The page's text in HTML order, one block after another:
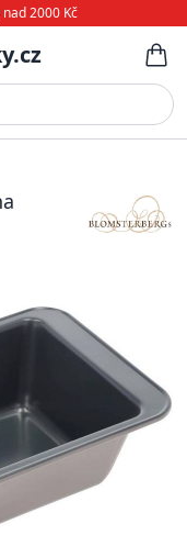
2000 Kč